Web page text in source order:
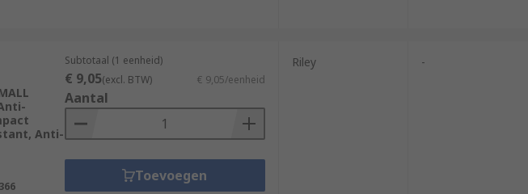
Anti-
Subtotaal (1 eenheid)
€ 9,05(excl. BTW) € 9,05/eenheid
Aantal
Toevoegen
Riley -